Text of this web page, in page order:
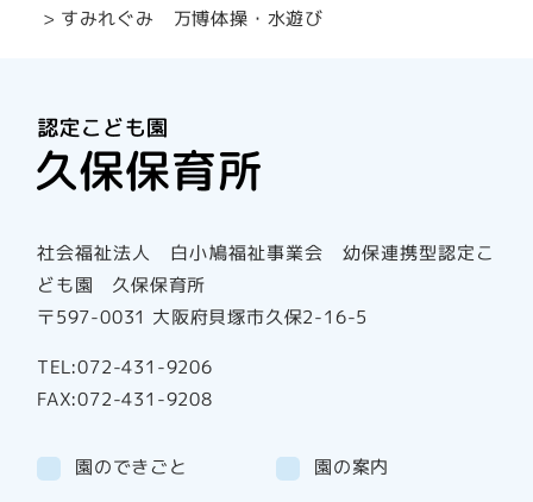
すみれぐみ 万博体操・水遊び
社会福祉法人 白小鳩福祉事業会 幼保連携型認定こ
ども園 久保保育所
〒597-0031 大阪府貝塚市久保2-16-5
TEL:072-431-9206
FAX:072-431-9208
園のできごと
園の案内